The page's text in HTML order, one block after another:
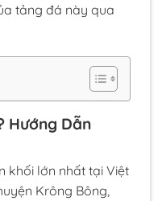
tảng đá này qua
Hướng Dẫn
khối lớn nhất tại Việt
Krông Bông,